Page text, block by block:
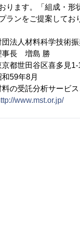
ります。「組成・
ランをご提案してお
材料科学技術振
長 増島 勝
世田谷区喜多見1-
59年8月
の受託分析サービ
www.mst.or.jp/